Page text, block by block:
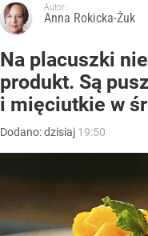
Autor:
Anna Rokicka-Żuk
Na placuszki
produkt. Są
i mięciutkie w
Dodano:dzisiaj 19:50